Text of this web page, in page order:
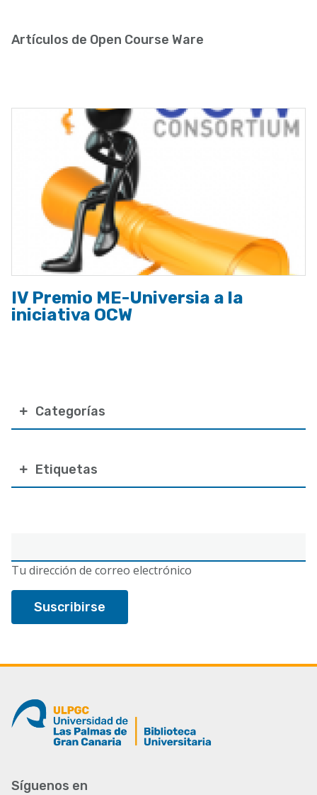
ayuda
navegación
electrónico
Tu dirección de correo electrónico
Categorías
Etiquetas
Artículos de Open Course Ware
IV Premio ME-Universia a la
iniciativa OCW
Síguenos en